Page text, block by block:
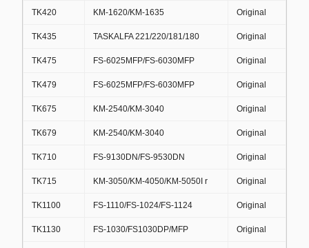
TK420 KM-1620/KM-1635 Original
TK435 TASKALFA 221/220/181/180 Original
TK475 FS-6025MFP/FS-6030MFP Original
TK479 FS-6025MFP/FS-6030MFP Original
TK675 KM-2540/KM-3040 Original
TK679 KM-2540/KM-3040 Original
TK710 FS-9130DN/FS-9530DN Original
TK715 KM-3050/KM-4050/KM-5050I r Original
TK1100 FS-1110/FS-1024/FS-1124 Original
TK1130 FS-1030/FS1030DP/MFP Original